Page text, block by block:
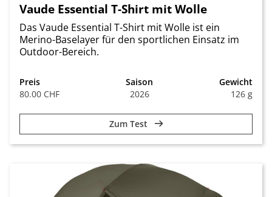
Vaude Essential T-Shirt mit Wolle
Das Vaude Essential T-Shirt mit Wolle ist ein
Merino-Baselayer für den sportlichen Einsatz im
Outdoor-Bereich.
Preis
80.00 CHF
Saison
2026
Gewicht
126 g
Zum Test